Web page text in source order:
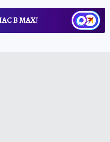
В МАХ!